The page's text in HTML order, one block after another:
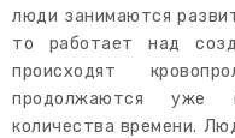
люди занимаются
то работает над
происходят
продолжаются уже
количества времени.